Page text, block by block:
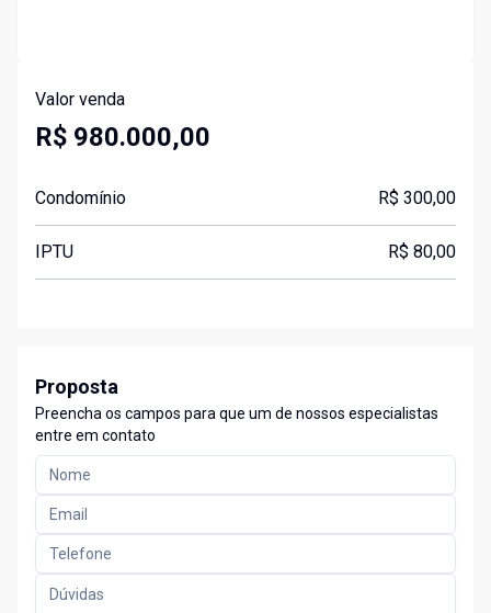
Valor venda
R$ 980.000,00
Condomínio R$ 300,00
IPTU R$ 80,00
Proposta
Preencha os campos para que um de nossos especialistas
entre em contato